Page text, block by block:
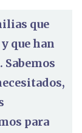
que
que han
Sabemos
para